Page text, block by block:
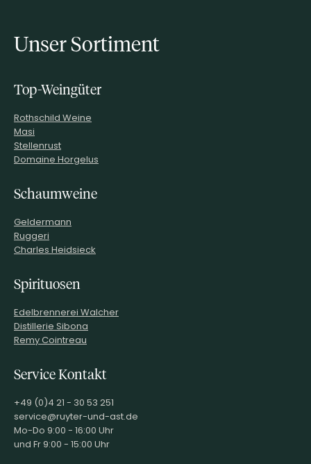
Unser Sortiment
Top-Weingüter
Rothschild Weine
Masi
Stellenrust
Domaine Horgelus
Schaumweine
Geldermann
Ruggeri
Charles Heidsieck
Spirituosen
Edelbrennerei Walcher
Distillerie Sibona
Remy Cointreau
Service Kontakt
+49 (0)4 21 - 30 53 251
service@ruyter-und-ast.de
Mo-Do 9:00 - 16:00 Uhr
und Fr 9:00 - 15:00 Uhr